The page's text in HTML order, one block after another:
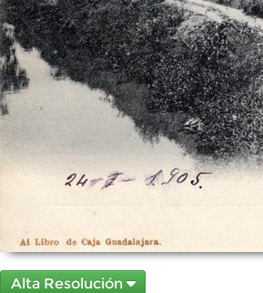
Alta Resolución